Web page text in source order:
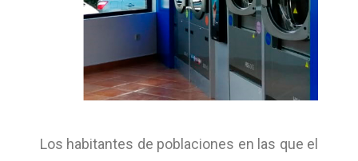
Los habitantes de poblaciones en las que el